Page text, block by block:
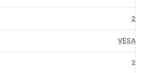
2
VESA
2